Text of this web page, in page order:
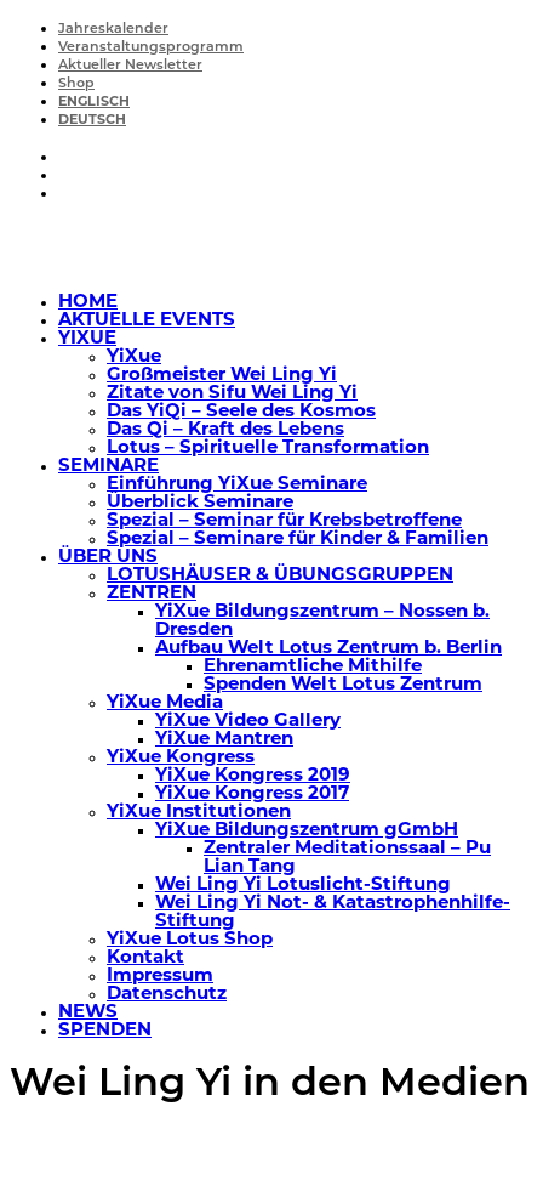
Jahreskalender
Veranstaltungsprogramm
Aktueller Newsletter
Shop
ENGLISCH
DEUTSCH
HOME
AKTUELLE EVENTS
YIXUE
YiXue
Großmeister Wei Ling Yi
Zitate von Sifu Wei Ling Yi
Das YiQi – Seele des Kosmos
Das Qi – Kraft des Lebens
Lotus – Spirituelle Transformation
SEMINARE
Einführung YiXue Seminare
Überblick Seminare
Spezial – Seminar für Krebsbetroffene
Spezial – Seminare für Kinder & Familien
ÜBER UNS
LOTUSHÄUSER & ÜBUNGSGRUPPEN
ZENTREN
YiXue Bildungszentrum – Nossen b.
Dresden
Aufbau Welt Lotus Zentrum b. Berlin
Ehrenamtliche Mithilfe
Spenden Welt Lotus Zentrum
YiXue Media
YiXue Video Gallery
YiXue Mantren
YiXue Kongress
YiXue Kongress 2019
YiXue Kongress 2017
YiXue Institutionen
YiXue Bildungszentrum gGmbH
Zentraler Meditationssaal – Pu
Lian Tang
Wei Ling Yi Lotuslicht-Stiftung
Wei Ling Yi Not- & Katastrophenhilfe-
Stiftung
YiXue Lotus Shop
Kontakt
Impressum
Datenschutz
NEWS
SPENDEN
Wei Ling Yi in den Medien